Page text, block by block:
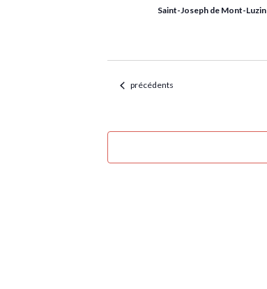
Saint-Joseph de Mont-Luzin
Évènements
précédents